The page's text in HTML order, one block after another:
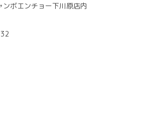
ボエンチョー下川原店内